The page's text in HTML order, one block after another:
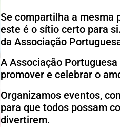
Se compartilha a mesma
este é o sítio certo para
da Associação
A Associação
promover e celebrar o
Organizamos eventos,
para que todos possam
divertirem.